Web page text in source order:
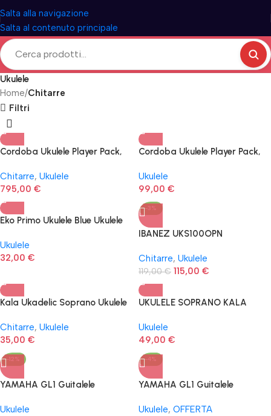
Salta alla navigazione
Salta al contenuto principale
Ukulele
Home Chitarre
Filtri
Cordoba Ukulele Player Pack,
Chitarre, Ukulele
795,00 €
Cordoba Ukulele Player Pack,
Ukulele
99,00 €
Eko Primo Ukulele Blue Ukulele
ricambio e custodia
Ukulele
32,00 €
-3%
IBANEZ UKS100OPN
Chitarre, Ukulele
119,00€ 115,00 €
Kala Ukadelic Soprano Ukulele
Chitarre, Ukulele
35,00 €
UKULELE SOPRANO KALA
Ukulele
49,00 €
-12%
YAMAHA GL1 Guitalele
Ukulele
-4%
YAMAHA GL1 Guitalele
Ukulele, OFFERTA